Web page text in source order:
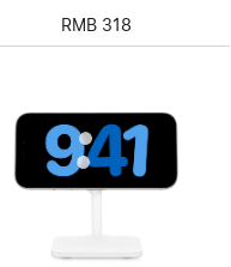
RMB 318